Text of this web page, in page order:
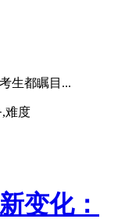
生都瞩目...
,难度
变化：